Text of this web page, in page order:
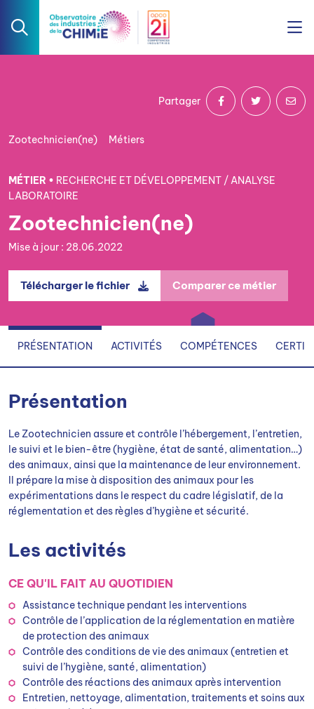
Zootechnicien(ne) Métiers
MÉTIER • RECHERCHE ET DÉVELOPPEMENT / ANALYSE
LABORATOIRE
Zootechnicien(ne)
Mise à jour : 28.06.2022
Télécharger le fichier Comparer ce métier
Partager
PRÉSENTATION ACTIVITÉS COMPÉTENCES
Présentation
Le Zootechnicien assure et contrôle l’hébergement, l’entretien,
le suivi et le bien-être (hygiène, état de santé, alimentation…)
des animaux, ainsi que la maintenance de leur environnement.
Il prépare la mise à disposition des animaux pour les
expérimentations dans le respect du cadre législatif, de la
réglementation et des règles d’hygiène et sécurité.
Les activités
CE QU'IL FAIT AU QUOTIDIEN
Assistance technique pendant les interventions
Contrôle de l’application de la réglementation en matière
de protection des animaux
Contrôle des conditions de vie des animaux (entretien et
suivi de l’hygiène, santé, alimentation)
Contrôle des réactions des animaux après intervention
Entretien, nettoyage, alimentation, traitements et soins aux